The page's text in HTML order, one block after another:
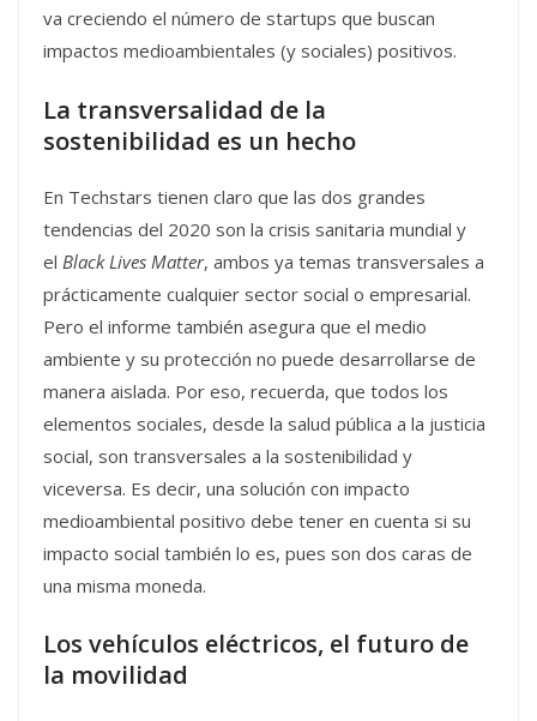
va creciendo el número de startups que buscan
impactos medioambientales (y sociales) positivos.
La transversalidad de la
sostenibilidad es un hecho
En Techstars tienen claro que las dos grandes
tendencias del 2020 son la crisis sanitaria mundial y
el Black Lives Matter, ambos ya temas transversales a
prácticamente cualquier sector social o empresarial.
Pero el informe también asegura que el medio
ambiente y su protección no puede desarrollarse de
manera aislada. Por eso, recuerda, que todos los
elementos sociales, desde la salud pública a la justicia
social, son transversales a la sostenibilidad y
viceversa. Es decir, una solución con impacto
medioambiental positivo debe tener en cuenta si su
impacto social también lo es, pues son dos caras de
una misma moneda.
Los vehículos eléctricos, el futuro de
la movilidad